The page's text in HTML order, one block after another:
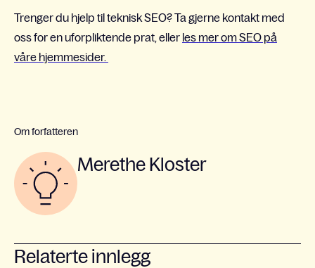
Trenger du hjelp til teknisk SEO? Ta gjerne kontakt med
oss for en uforpliktende prat, eller les mer om SEO på
våre hjemmesider.
Om forfatteren
Merethe Kloster
Relaterte innlegg